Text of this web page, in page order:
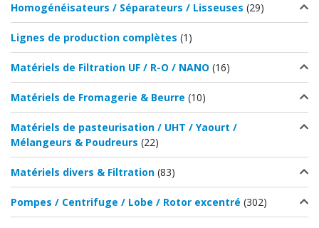
Homogénéisateurs / Séparateurs / Lisseuses (29)
Lignes de production complètes (1)
Matériels de Filtration UF / R-O / NANO (16)
Matériels de Fromagerie & Beurre (10)
Matériels de pasteurisation / UHT / Yaourt /
Mélangeurs & Poudreurs (22)
Matériels divers & Filtration (83)
Pompes / Centrifuge / Lobe / Rotor excentré (302)